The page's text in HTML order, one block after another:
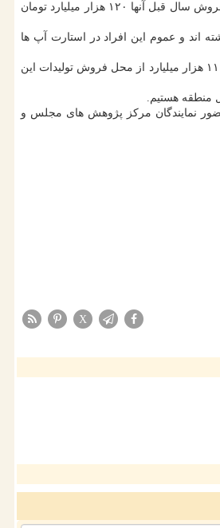
وی با اشاره به اینکه حدود ۲۷۰ مرکز نوآوری در دانشگاه ها داریم، خاطرنشان کرد: ۵۳۰۰ شرکت دانش بنیان با اشتغالزایی برای ۳۰۰ هزار نفر به صورت مستقیم در کشور داریم که فروش سال قبل آنها ۱۲۰ هزار میلیارد تومان
خارج از کشور بوجود آورده ایم که برپایه آن تابحال ۱۸۰۰ نفر از ۱۰۰ دانشگاه برتر دنیا برگشته اند و عموم این افراد در استارت آپ ها
وی در ادامه این نشست با اشاره به اینکه ۴۶ پارک علم و فناوری در کشور داریم خاطرنشان کرد: حدود ۲۰۰ شرکت و ۶ هزار نفر در این مجموعه مشغول به فعالیت هستند و همینطور ۱۱ هزار میلیارد از محل فروش تولیدات این
منطقه هستیم.
نمایندگان مرکز پژوهش های مجلس و
X